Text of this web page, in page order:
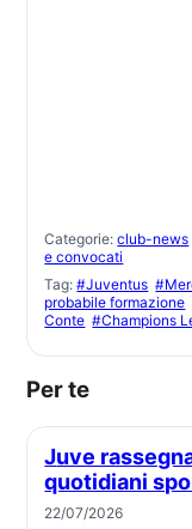
Categorie:club-news
e convocati
Tag:#Juventus
probabile formazione
Conte #Champions
Per te
Juve rassegna stampa: prime pagine dei
quotidiani
22/07/2026